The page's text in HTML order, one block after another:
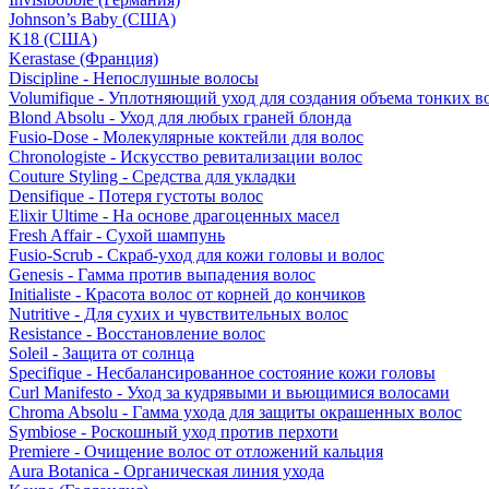
Johnson’s Baby (США)
K18 (США)
Kerastase (Франция)
Discipline - Непослушные волосы
Volumifique - Уплотняющий уход для создания объема тонких
Blond Absolu - Уход для любых граней блонда
Fusio-Dose - Молекулярные коктейли для волос
Chronologiste - Искусство ревитализации волос
Couture Styling - Средства для укладки
Densifique - Потеря густоты волос
Elixir Ultime - На основе драгоценных масел
Fresh Affair - Сухой шампунь
Fusio-Scrub - Скраб-уход для кожи головы и волос
Genesis - Гамма против выпадения волос
Initialiste - Красота волос от корней до кончиков
Nutritive - Для сухих и чувствительных волос
Resistance - Восстановление волос
Soleil - Защита от солнца
Specifique - Несбалансированное состояние кожи головы
Curl Manifesto - Уход за кудрявыми и вьющимися волосами
Chroma Absolu - Гамма ухода для защиты окрашенных волос
Symbiose - Роскошный уход против перхоти
Premiere - Очищение волос от отложений кальция
Aura Botanica - Органическая линия ухода